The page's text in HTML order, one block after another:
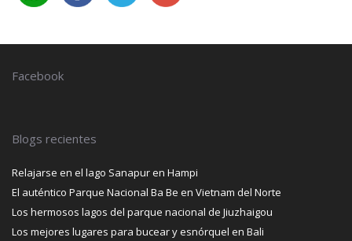
Facebook
Blogs recientes
Relajarse en el lago Sanapur en Hampi
El auténtico Parque Nacional Ba Be en Vietnam del Norte
Los hermosos lagos del parque nacional de Jiuzhaigou
Los mejores lugares para bucear y esnórquel en Bali